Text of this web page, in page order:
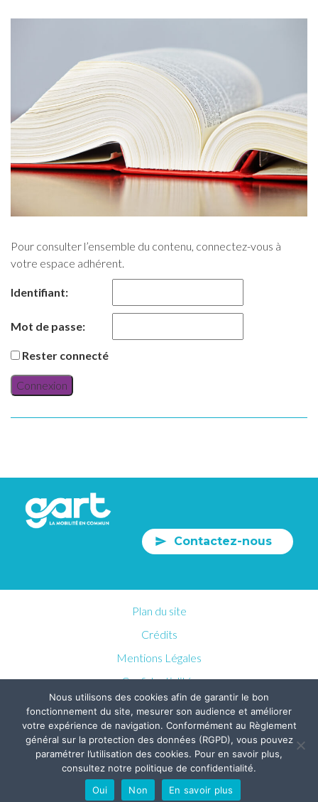
Pour consulter l’ensemble du contenu, connectez-vous à
votre espace adhérent.
Identifiant:
Mot de passe:
Rester connecté
Connexion
Contactez-nous
Plan du site
Crédits
Mentions Légales
Confidentialités
Nous utilisons des cookies afin de garantir le bon
fonctionnement du site, mesurer son audience et améliorer
votre expérience de navigation. Conformément au Règlement
général sur la protection des données (RGPD), vous pouvez
paramétrer l’utilisation des cookies. Pour en savoir plus,
consultez notre politique de confidentialité.
Oui
Non En savoir plus